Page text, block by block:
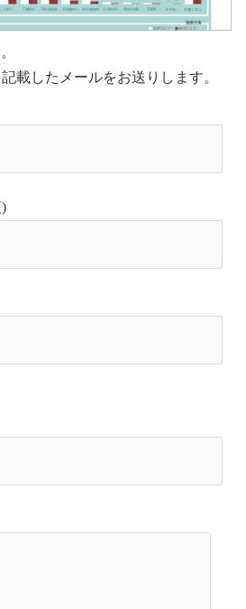
載したメールをお送りします。